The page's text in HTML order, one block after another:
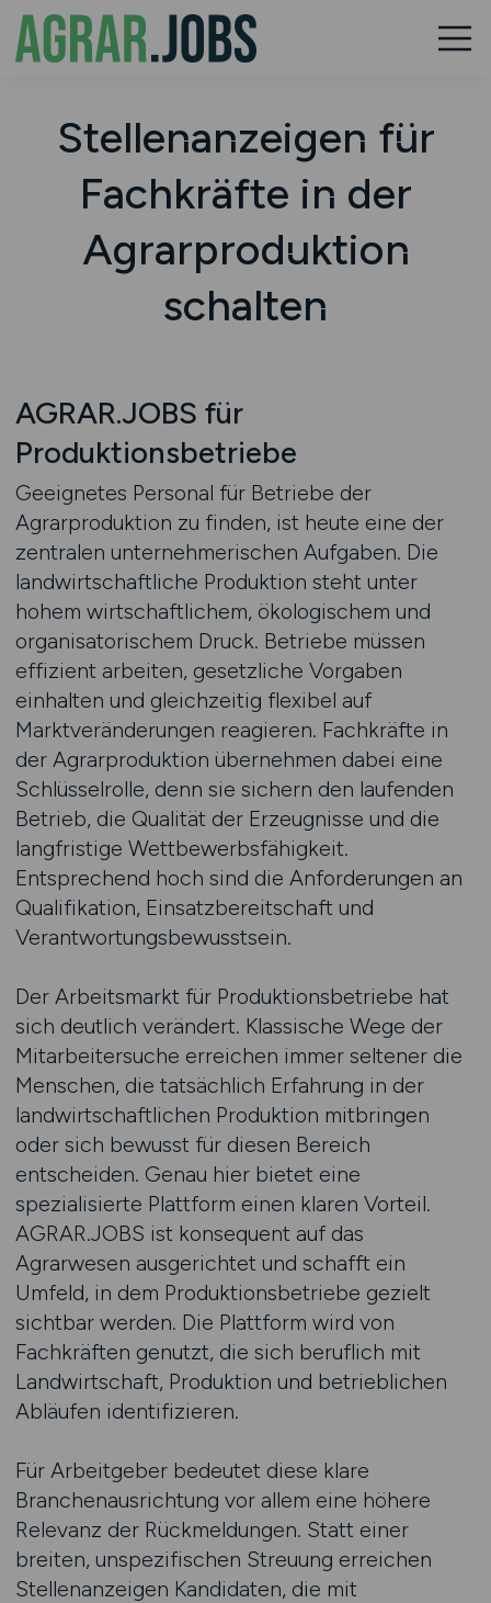
Stellenanzeigen für
Fachkräfte in der
Agrarproduktion
schalten
AGRAR.JOBS für
Produktionsbetriebe
Geeignetes Personal für Betriebe der
Agrarproduktion zu finden, ist heute eine der
zentralen unternehmerischen Aufgaben. Die
landwirtschaftliche Produktion steht unter
hohem wirtschaftlichem, ökologischem und
organisatorischem Druck. Betriebe müssen
effizient arbeiten, gesetzliche Vorgaben
einhalten und gleichzeitig flexibel auf
Marktveränderungen reagieren. Fachkräfte in
der Agrarproduktion übernehmen dabei eine
Schlüsselrolle, denn sie sichern den laufenden
Betrieb, die Qualität der Erzeugnisse und die
langfristige Wettbewerbsfähigkeit.
Entsprechend hoch sind die Anforderungen an
Qualifikation, Einsatzbereitschaft und
Verantwortungsbewusstsein.
Der Arbeitsmarkt für Produktionsbetriebe hat
sich deutlich verändert. Klassische Wege der
Mitarbeitersuche erreichen immer seltener die
Menschen, die tatsächlich Erfahrung in der
landwirtschaftlichen Produktion mitbringen
oder sich bewusst für diesen Bereich
entscheiden. Genau hier bietet eine
spezialisierte Plattform einen klaren Vorteil.
AGRAR.JOBS ist konsequent auf das
Agrarwesen ausgerichtet und schafft ein
Umfeld, in dem Produktionsbetriebe gezielt
sichtbar werden. Die Plattform wird von
Fachkräften genutzt, die sich beruflich mit
Landwirtschaft, Produktion und betrieblichen
Abläufen identifizieren.
Für Arbeitgeber bedeutet diese klare
Branchenausrichtung vor allem eine höhere
Relevanz der Rückmeldungen. Statt einer
breiten, unspezifischen Streuung erreichen
Stellenanzeigen Kandidaten, die mit